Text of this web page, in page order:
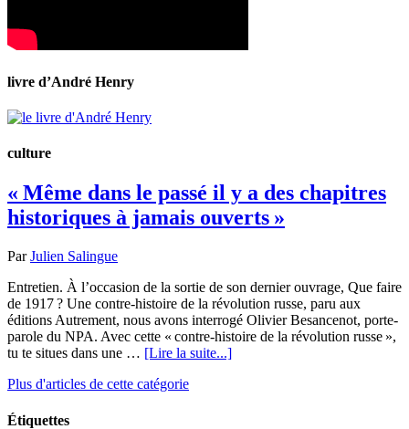
livre d’André Henry
culture
« Même dans le passé il y a des chapitres
historiques à jamais ouverts »
ParJulien Salingue
Entretien. À l’occasion de la sortie de son dernier ouvrage, Que faire
de 1917 ? Une contre-histoire de la révolution russe, paru aux
éditions Autrement, nous avons interrogé Olivier Besancenot, porte-
parole du NPA. Avec cette « contre-histoire de la révolution russe »,
tu te situes dans une … [Lire la suite...]
Plus d'articles de cette catégorie
Étiquettes